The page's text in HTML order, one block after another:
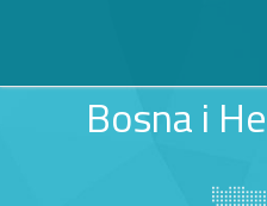
Bosna i